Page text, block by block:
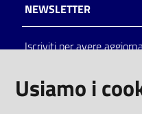
NEWSLETTER
Iscriviti per avere
Usiamo i